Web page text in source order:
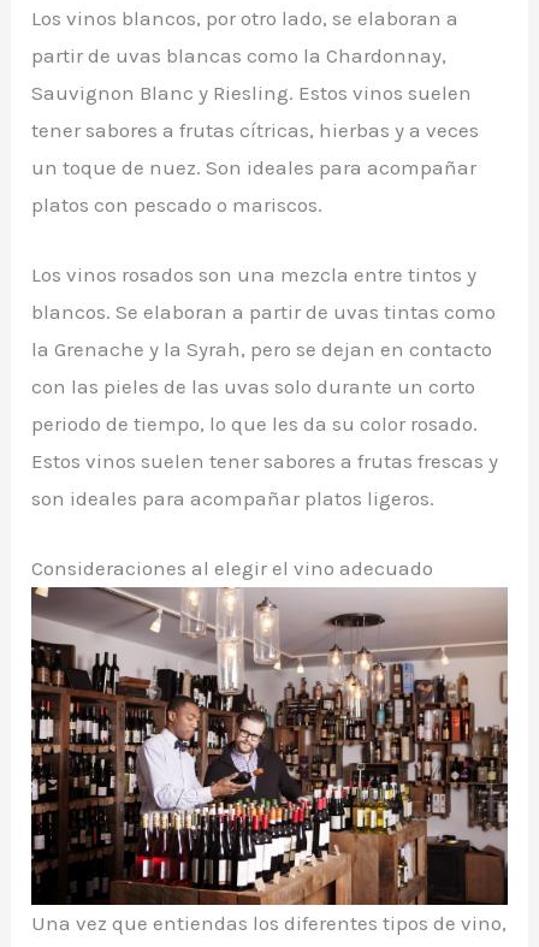
Los vinos blancos, por otro lado, se elaboran a
partir de uvas blancas como la Chardonnay,
Sauvignon Blanc y Riesling. Estos vinos suelen
tener sabores a frutas cítricas, hierbas y a veces
un toque de nuez. Son ideales para acompañar
platos con pescado o mariscos.
Los vinos rosados son una mezcla entre tintos y
blancos. Se elaboran a partir de uvas tintas como
la Grenache y la Syrah, pero se dejan en contacto
con las pieles de las uvas solo durante un corto
periodo de tiempo, lo que les da su color rosado.
Estos vinos suelen tener sabores a frutas frescas y
son ideales para acompañar platos ligeros.
Consideraciones al elegir el vino adecuado
Una vez que entiendas los diferentes tipos de vino,